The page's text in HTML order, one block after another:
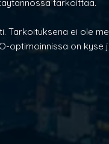
tarkoittaa.
Tarkoituksena ei ole
optimoinnissa on kyse